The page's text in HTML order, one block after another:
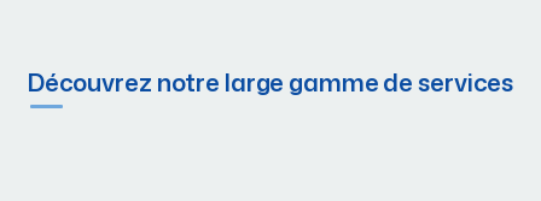
Découvrez notre large gamme de services